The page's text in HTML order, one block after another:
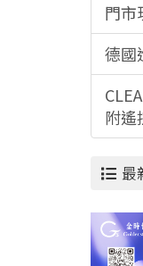
門市
德國
附遙
最